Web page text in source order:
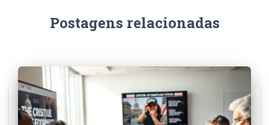
Postagens relacionadas